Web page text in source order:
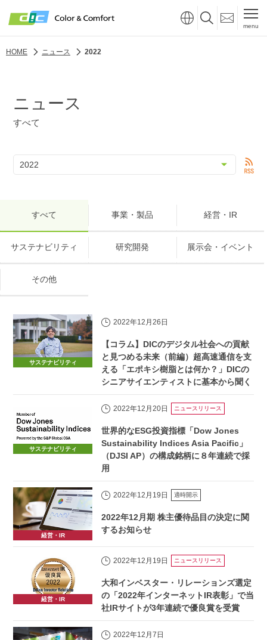
menu
HOME ニュース 2022
ニュース
すべて
すべて 事業・製品 経営・IR
サステナビリティ 研究開発 展示会・イベント
その他
サステナビリティ
2022年12月26日
【コラム】DICのデジタル社会への貢献
と見つめる未来（前編）超高速通信を支
える「エポキシ樹脂とは何か？」DICの
シニアサイエンティストに基本から聞く
サステナビリティ
2022年12月20日 ニュースリリース
世界的なESG投資指標「Dow Jones
Sustainability Indices Asia Pacific」
（DJSI AP）の構成銘柄に８年連続で採
用
経営・IR
2022年12月19日 適時開示
2022年12月期 株主優待品目の決定に関
するお知らせ
経営・IR
2022年12月19日 ニュースリリース
大和インベスター・リレーションズ選定
の「2022年インターネットIR表彰」で当
社IRサイトが3年連続で優良賞を受賞
2022年12月7日